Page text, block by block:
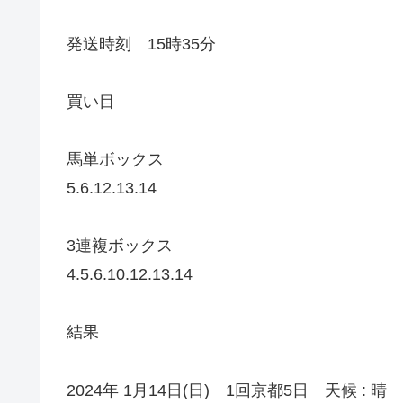
発送時刻 15時35分
買い目
馬単ボックス
5.6.12.13.14
3連複ボックス
4.5.6.10.12.13.14
結果
2024年 1月14日(日) 1回京都5日 天候 : 晴